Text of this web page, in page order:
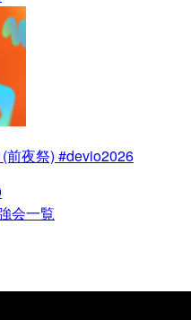
前夜祭) #devio2026
会一覧